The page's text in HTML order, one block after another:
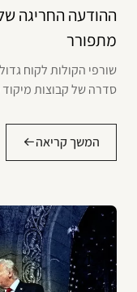
ההודעה החריגה
מתפורר
שורפי הקולות לקוח
סדרה של קבוצות
המשך קריאה